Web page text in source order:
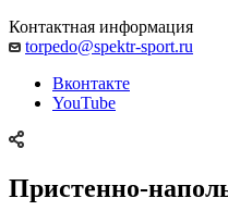
Контактная информация
torpedo@spektr-sport.ru
Вконтакте
YouTube
Пристенно-